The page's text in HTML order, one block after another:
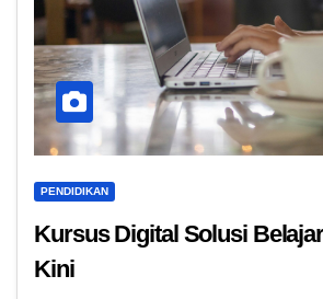
PENDIDIKAN
Kursus Digital Solusi
Kini